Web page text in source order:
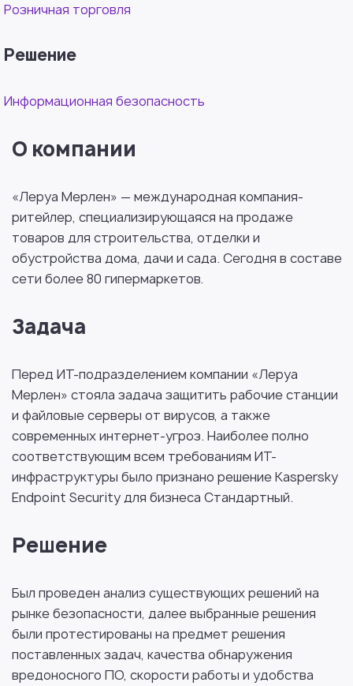
Розничная торговля
Решение
Информационная безопасность
О компании
«Леруа Мерлен» — международная компания-
ритейлер, специализирующаяся на продаже
товаров для строительства, отделки и
обустройства дома, дачи и сада. Сегодня в составе
сети более 80 гипермаркетов.
Задача
Перед ИТ-подразделением компании «Леруа
Мерлен» стояла задача защитить рабочие станции
и файловые серверы от вирусов, а также
современных интернет-угроз. Наиболее полно
соответствующим всем требованиям ИТ-
инфраструктуры было признано решение Kaspersky
Endpoint Security для бизнеса Стандартный.
Решение
Был проведен анализ существующих решений на
рынке безопасности, далее выбранные решения
были протестированы на предмет решения
поставленных задач, качества обнаружения
вредоносного ПО, скорости работы и удобства